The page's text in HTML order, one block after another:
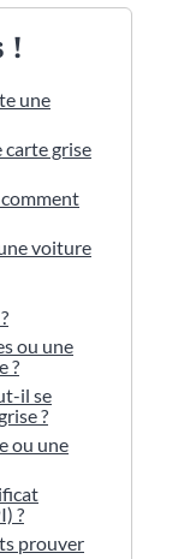
!
une
carte grise
voiture
ou une
?
il se
?
ou une
?
prouver